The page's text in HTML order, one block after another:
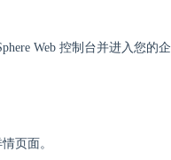
Web 控制台并进入您的企
页面。